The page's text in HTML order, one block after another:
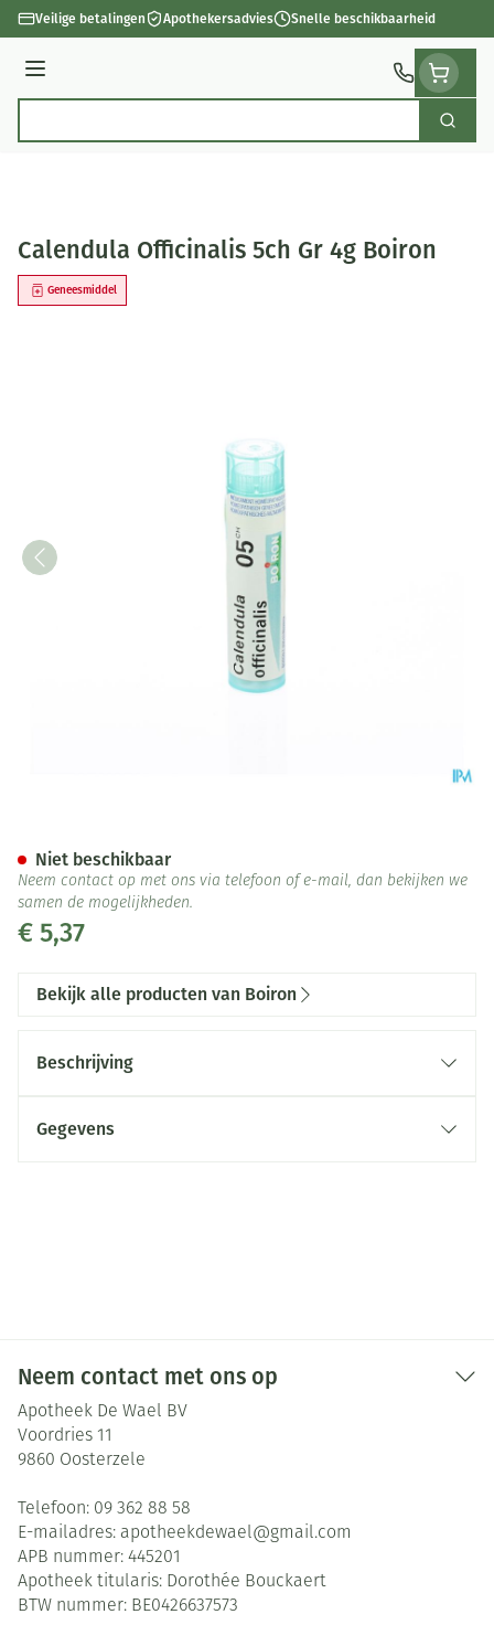
Ga naar de inhoud
Veilige betalingen Apothekersadvies Snelle beschikbaarheid
Menu
Zoek
Calendula Officinalis 5ch Gr 4g Boiron
Geneesmiddel
€ 5,37
Niet beschikbaar
Neem contact op met ons via telefoon of e-mail, dan bekijken we
samen de mogelijkheden.
Bekijk alle producten van Boiron
Beschrijving
Gegevens
Neem contact met ons op
Apotheek De Wael BV
Voordries 11
9860 Oosterzele
Telefoon: 09 362 88 58
E-mailadres: apotheekdewael@gmail.com
APB nummer: 445201
Apotheek titularis: Dorothée Bouckaert
BTW nummer: BE0426637573